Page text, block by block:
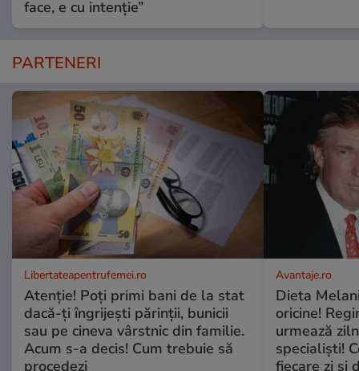
face, e cu intenție”
PARTENERI
Libertateapentrufemei.ro
Atenție! Poți primi bani de la stat
dacă-ți îngrijești părinții, bunicii
sau pe cineva vârstnic din familie.
Acum s-a decis! Cum trebuie să
procedezi
Avantaje.ro
Dieta
oricine!
urmează
specialiști!
fiecare zi și